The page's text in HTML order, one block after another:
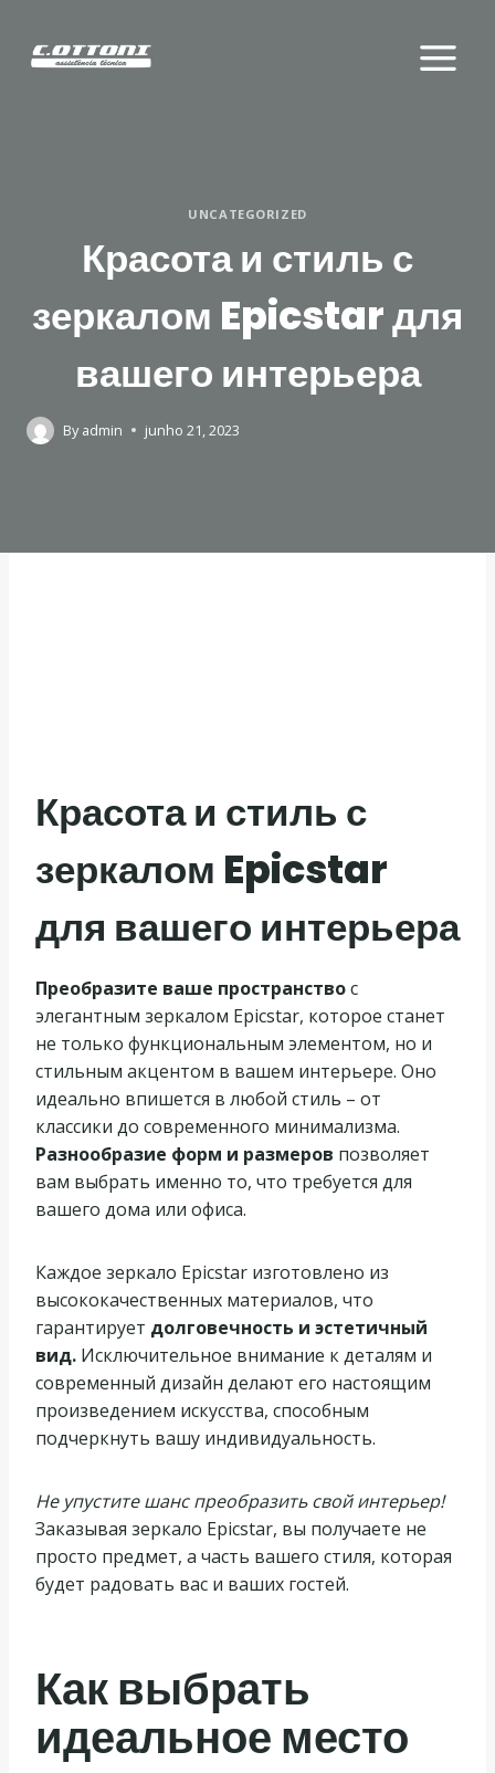
content
UNCATEGORIZED
Красота и стиль с
зеркалом Epicstar для
вашего интерьера
By admin junho 21, 2023
Красота и стиль с
зеркалом Epicstar
для вашего интерьера
Преобразите ваше пространствос
элегантным зеркалом Epicstar, которое станет
не только функциональным элементом, но и
стильным акцентом в вашем интерьере. Оно
идеально впишется в любой стиль – от
классики до современного минимализма.
Разнообразие форм и размеров позволяет
вам выбрать именно то, что требуется для
вашего дома или офиса.
Каждое зеркало Epicstar изготовлено из
высококачественных материалов, что
гарантирует долговечность и эстетичный
вид. Исключительное внимание к деталям и
современный дизайн делают его настоящим
произведением искусства, способным
подчеркнуть вашу индивидуальность.
Не упустите шанс преобразить свой интерьер!
Заказывая зеркало Epicstar, вы получаете не
просто предмет, а часть вашего стиля, которая
будет радовать вас и ваших гостей.
Как выбрать
идеальное место